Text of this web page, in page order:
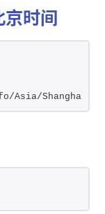
时间
Asia/Shanghai /